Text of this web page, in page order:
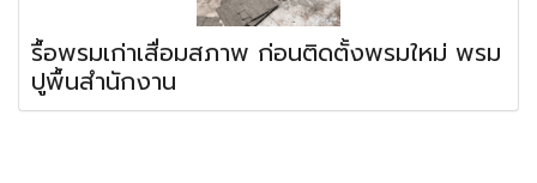
รื้อพรมเก่าเสื่อมสภาพ ก่อนติดตั้งพรมใหม่ พรม
ปูพื้นสำนักงาน